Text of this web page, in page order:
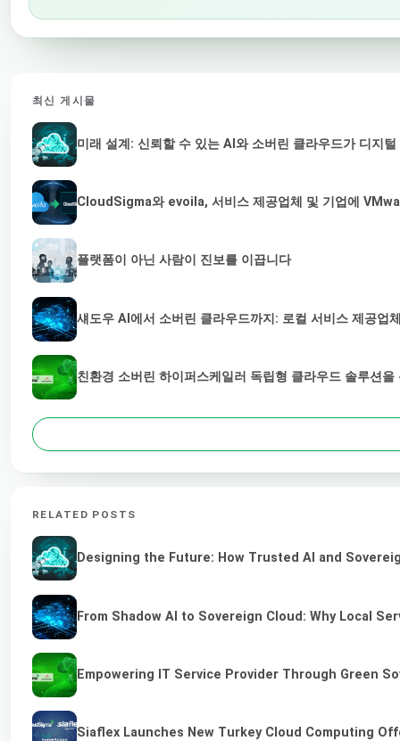
최신 게시물
미래 설계: 신뢰할 수 있는 AI와 소버린 클라우드가 디지
CloudSigma와 evoila, 서비스 제공업체 및 기업에
플랫폼이 아닌 사람이 진보를 이끕니다
섀도우 AI에서 소버린 클라우드까지: 로컬 서비스 제공업
친환경 소버린 하이퍼스케일러 독립형 클라우드 솔루션
RELATED POSTS
Designing the Future: How Trusted AI and
From Shadow AI to Sovereign Cloud: Why Local
Empowering IT Service Provider Through Green
Siaflex Launches New Turkey Cloud Computing